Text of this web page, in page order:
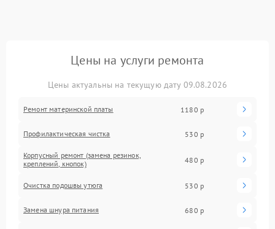
Цены на услуги ремонта
Цены актуальны на текущую дату 09.08.2026
Ремонт материнской платы 1180 р
Профилактическая чистка 530 р
Корпусный ремонт (замена резинок,
креплений, кнопок)
480 р
Очистка подошвы утюга 530 р
Замена шнура питания 680 р